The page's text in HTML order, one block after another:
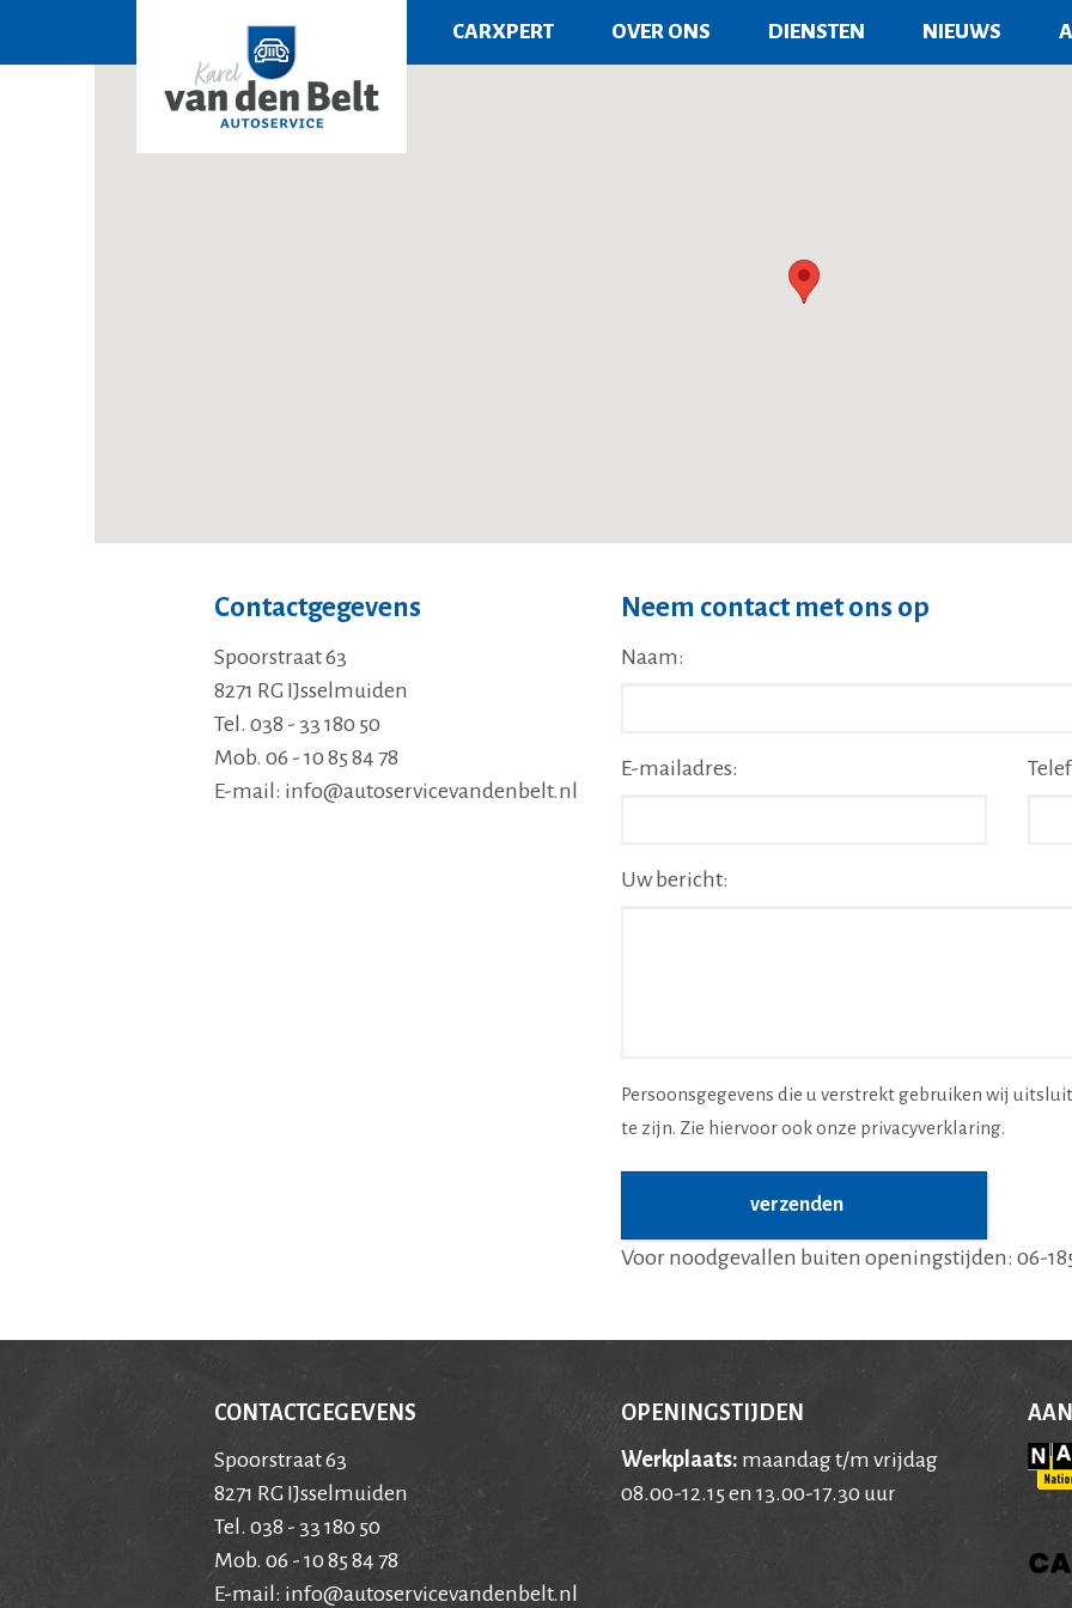
CARXPERT OVER ONS DIENSTEN NIEUWS
Contactgegevens
Spoorstraat 63
8271 RG IJsselmuiden
Tel. 038 - 33 180 50
Mob. 06 - 10 85 84 78
E-mail: info@autoservicevandenbelt.nl
Neem contact met ons op
Naam:
E-mailadres:
Uw bericht:
Persoonsgegevens die u verstrekt gebruiken wij
te zijn. Zie hiervoor ook onze privacyverklaring.
verzenden
Voor noodgevallen buiten openingstijden: 06-
CONTACTGEGEVENS
Spoorstraat 63
8271 RG IJsselmuiden
Tel. 038 - 33 180 50
Mob. 06 - 10 85 84 78
E-mail: info@autoservicevandenbelt.nl
OPENINGSTIJDEN
Werkplaats: maandag t/m vrijdag
08.00-12.15 en 13.00-17.30 uur